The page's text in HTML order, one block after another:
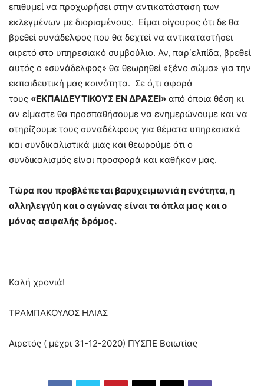
επιθυμεί να προχωρήσει στην αντικατάσταση των
εκλεγμένων με διορισμένους. Είμαι σίγουρος ότι δε θα
βρεθεί συνάδελφος που θα δεχτεί να αντικαταστήσει
αιρετό στο υπηρεσιακό συμβούλιο. Αν, παρ΄ελπίδα, βρεθεί
αυτός ο «συνάδελφος» θα θεωρηθεί «ξένο σώμα» για την
εκπαιδευτική μας κοινότητα. Σε ό,τι αφορά
τους «ΕΚΠΑΙΔΕΥΤΙΚΟΥΣ ΕΝ ΔΡΑΣΕΙ» από όποια θέση κι
αν είμαστε θα προσπαθήσουμε να ενημερώνουμε και να
στηρίζουμε τους συναδέλφους για θέματα υπηρεσιακά
και συνδικαλιστικά μιας και θεωρούμε ότι ο
συνδικαλισμός είναι προσφορά και καθήκον μας.
Τώρα που προβλέπεται βαρυχειμωνιά η ενότητα, η
αλληλεγγύη και ο αγώνας είναι τα όπλα μας και ο
μόνος ασφαλής δρόμος.
Καλή χρονιά!
ΤΡΑΜΠΑΚΟΥΛΟΣ ΗΛΙΑΣ
Αιρετός ( μέχρι 31-12-2020) ΠΥΣΠΕ Βοιωτίας